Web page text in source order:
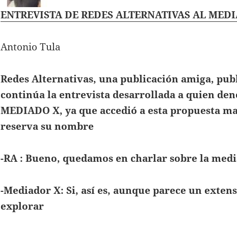
A
p
p
ENTREVISTA DE REDES ALTERNATIVAS AL
Antonio Tula
Redes Alternativas, una publicación amiga,
continúa la entrevista desarrollada a quien
MEDIADO X, ya que accedió a esta propuesta
reserva su nombre
-RA : Bueno, quedamos en charlar sobre la
-Mediador X: Si, así es, aunque parece un
explorar